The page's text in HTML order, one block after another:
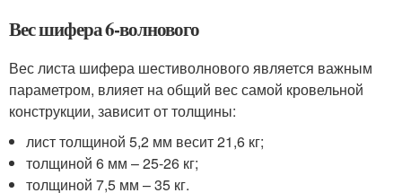
Вес шифера 6-волнового
Вес листа шифера шестиволнового является важным
параметром, влияет на общий вес самой кровельной
конструкции, зависит от толщины:
лист толщиной 5,2 мм весит 21,6 кг;
толщиной 6 мм – 25-26 кг;
толщиной 7,5 мм – 35 кг.